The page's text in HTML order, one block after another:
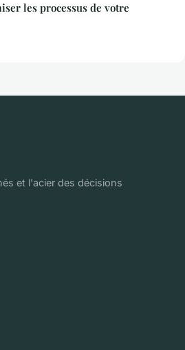
les processus de votre
et l'acier des décisions